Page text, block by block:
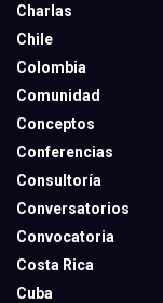
Charlas
Chile
Colombia
Comunidad
Conceptos
Conferencias
Consultoría
Conversatorios
Convocatoria
Costa Rica
Cuba